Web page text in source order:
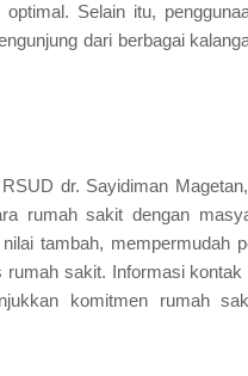
Selain itu,
dari berbagai
dr. Sayidiman
rumah sakit dengan
tambah, mempermudah
rumah sakit. Informasi
komitmen rumah